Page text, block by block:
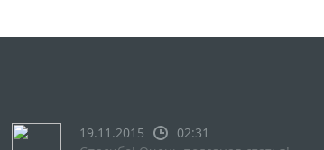
19.11.2015
02:31